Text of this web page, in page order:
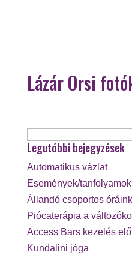
Lázár Orsi
Legutóbbi bejegyzések
Automatikus vázlat
Események/tanfolyamok
Állandó csoportos óráink
Piócaterápia a
Access Bars kezelés
Kundalini jóga